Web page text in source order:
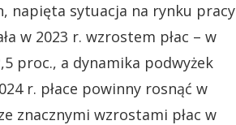
napięta sytuacja na rynku pracy
w 2023 r. wzrostem płac – w
proc., a dynamika podwyżek
r. płace powinny rosnąć w
znacznymi wzrostami płac w